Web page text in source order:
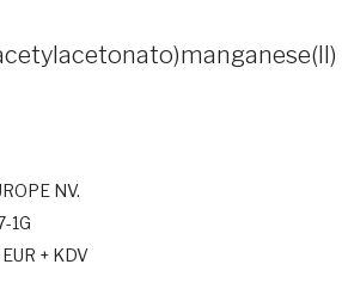
NV.
1G
+ KDV